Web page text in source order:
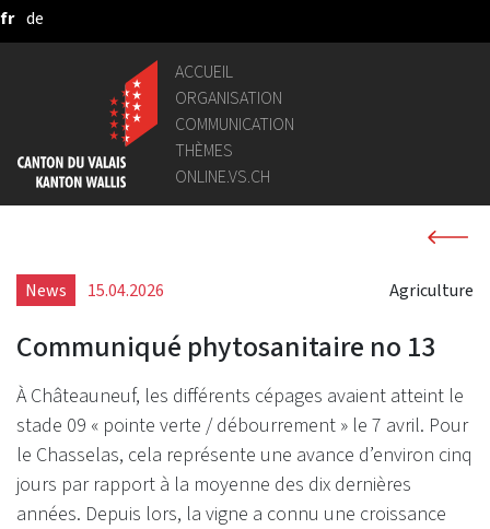
Saut au contenu principal
fr de
ACCUEIL
ORGANISATION
COMMUNICATION
THÈMES
ONLINE.VS.CH
News 15.04.2026 Agriculture
Communiqué phytosanitaire no 13
À Châteauneuf, les différents cépages avaient atteint le
stade 09 « pointe verte / débourrement » le 7 avril. Pour
le Chasselas, cela représente une avance d’environ cinq
jours par rapport à la moyenne des dix dernières
années. Depuis lors, la vigne a connu une croissance